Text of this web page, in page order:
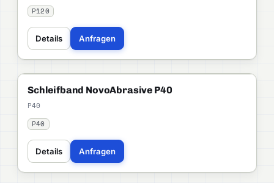
P120
Details Anfragen
PROFI
Schleifband NovoAbrasive P40
P40
P40
Details Anfragen